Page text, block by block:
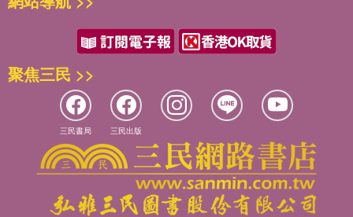
聚焦三民 >>
三民書局 三民出版